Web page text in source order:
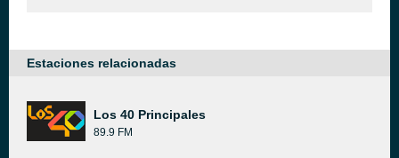
Estaciones relacionadas
Los 40 Principales
89.9 FM